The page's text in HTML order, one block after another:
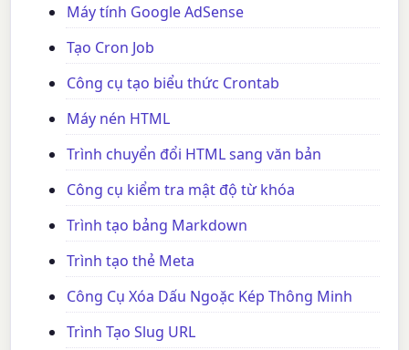
Máy tính Google AdSense
Tạo Cron Job
Công cụ tạo biểu thức Crontab
Máy nén HTML
Trình chuyển đổi HTML sang văn bản
Công cụ kiểm tra mật độ từ khóa
Trình tạo bảng Markdown
Trình tạo thẻ Meta
Công Cụ Xóa Dấu Ngoặc Kép Thông Minh
Trình Tạo Slug URL